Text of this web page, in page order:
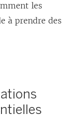
les
à prendre des